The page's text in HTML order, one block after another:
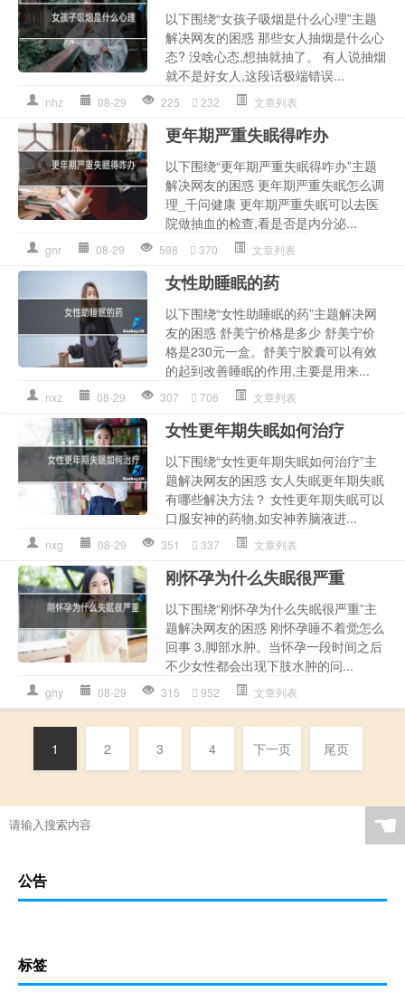
以下围绕“女孩子吸烟是什么心理”主题
解决网友的困惑 那些女人抽烟是什么心
态? 没啥心态,想抽就抽了。 有人说抽烟
就不是好女人,这段话极端错误...
nhz 08-29 225 232 文章列表
更年期严重失眠得咋办
以下围绕“更年期严重失眠得咋办”主题
解决网友的困惑 更年期严重失眠怎么调
理_千问健康 更年期严重失眠可以去医
院做抽血的检查,看是否是内分泌...
gnr 08-29 598 370 文章列表
女性助睡眠的药
以下围绕“女性助睡眠的药”主题解决网
友的困惑 舒美宁价格是多少 舒美宁价
格是230元一盒。舒美宁胶囊可以有效
的起到改善睡眠的作用,主要是用来...
nxz 08-29 307 706 文章列表
女性更年期失眠如何治疗
以下围绕“女性更年期失眠如何治疗”主
题解决网友的困惑 女人失眠更年期失眠
有哪些解决方法？ 女性更年期失眠可以
口服安神的药物,如安神养脑液进...
nxg 08-29 351 337 文章列表
刚怀孕为什么失眠很严重
以下围绕“刚怀孕为什么失眠很严重”主
题解决网友的困惑 刚怀孕睡不着觉怎么
回事 3,脚部水肿。当怀孕一段时间之后
不少女性都会出现下肢水肿的问...
ghy 08-29 315 952 文章列表
1 2 3 4 下一页 尾页
☚
公告
标签